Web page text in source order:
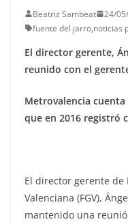
Beatriz Sambeat 24/
fuente del jarro,noticias
El director gerente,
reunido con el
Metrovalencia
que en 2016 registró
El director gerente
Valenciana (FGV),
mantenido una